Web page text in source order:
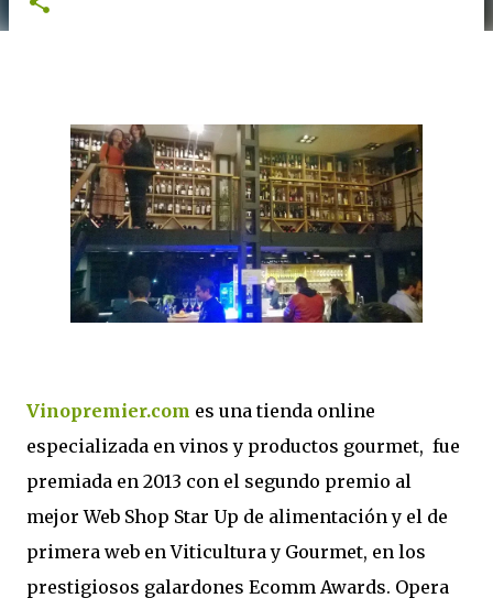
Vinopremier.com es una tienda online
especializada en vinos y productos gourmet, fue
premiada en 2013 con el segundo premio al
mejor Web Shop Star Up de alimentación y el de
primera web en Viticultura y Gourmet, en los
prestigiosos galardones Ecomm Awards. Opera